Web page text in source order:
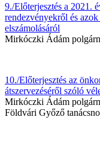
9./Előterjesztés a 2021.
rendezvényekről és
elszámolásáról
Mirkóczki Ádám
10./Előterjesztés az
átszervezéséről szóló
Mirkóczki Ádám
Földvári Győző